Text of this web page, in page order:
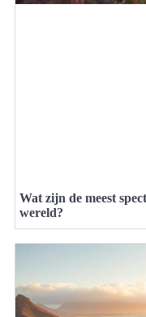
Wat zijn de meest
wereld?